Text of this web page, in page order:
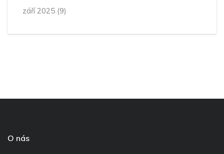
září 2025 (9)
O nás